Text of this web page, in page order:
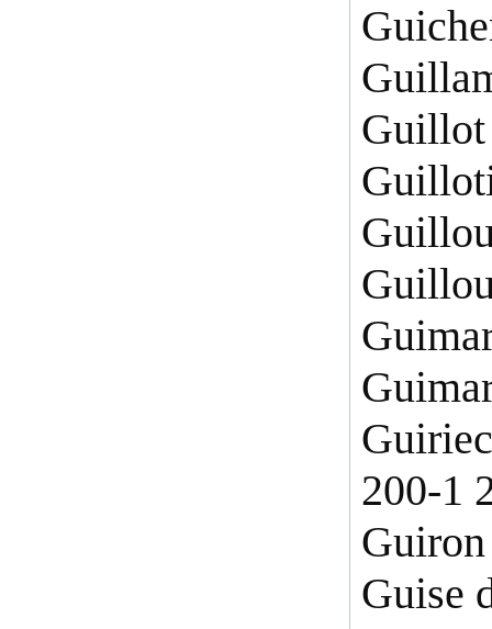
Guillot
200-1
Guise